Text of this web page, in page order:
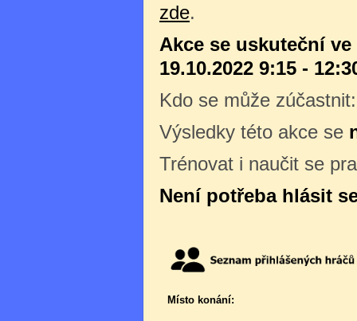
zde.
Akce se uskuteční
19.10.2022 9:15 -
Kdo se může
Výsledky této akce se
Trénovat i naučit se
Není potřeba hlásit
Místo konání: